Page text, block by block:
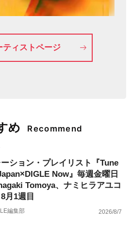
ティストページ
め Recommend
ション・プレイリスト『Tune
Now』毎週金曜日
Tomoya、ナミヒラアユコ
月1週目
編集部 2026/8/7